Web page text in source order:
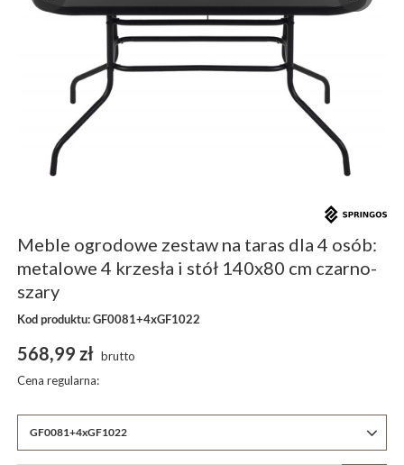
Meble ogrodowe zestaw na taras dla 4 osób:
metalowe 4 krzesła i stół 140x80 cm czarno-
szary
Kod produktu: GF0081+4xGF1022
GF0081+4xGF1022
568,99 zł brutto
Cena regularna: